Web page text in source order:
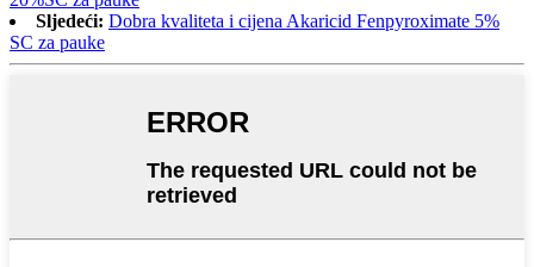
Sljedeći: Dobra kvaliteta i cijena Akaricid Fenpyroximate 5%
SC za pauke